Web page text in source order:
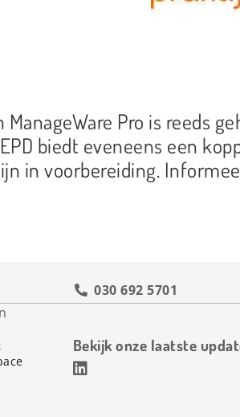
ManageWare Pro is reeds
biedt eveneens een
in voorbereiding.
030 692 5701
Bekijk onze laatste